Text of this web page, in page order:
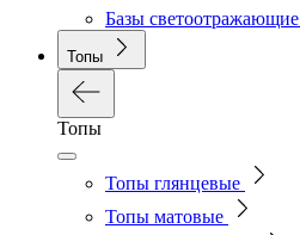
Базы светоотражающие
Топы
Топы
Топы глянцевые
Топы матовые